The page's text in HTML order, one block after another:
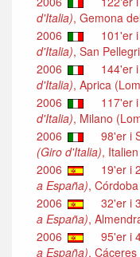
d'Italia), Gemona
2006
101'er i
d'Italia), San
2006
144'er i
d'Italia), Aprica
2006
117'er i
d'Italia), Milano
2006
98'er i
(Giro d'Italia), Italien
2006
19'er i
a España),
2006
32'er i
a España),
2006
95'er i
a España),